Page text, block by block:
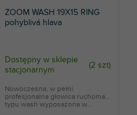
ZOOM WASH 19X15 RING
pohyblivá hlava
Dostępny w sklepie
stacjonarnym
(2 szt)
Nowoczesna, w pełni
profesjonalna głowica ruchoma
typu wash wyposażona w...